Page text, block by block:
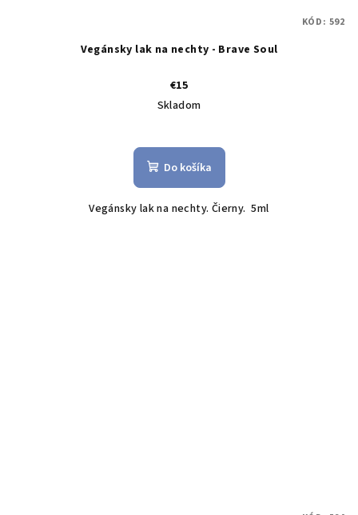
Vegánsky lak na nechty - Brave Soul
€15
Skladom
Do košíka
Vegánsky lak na nechty. Čierny. 5ml
KÓD: 592